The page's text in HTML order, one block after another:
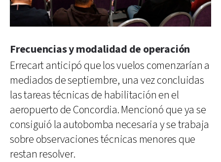
Frecuencias y modalidad de operación
Errecart anticipó que los vuelos comenzarían a
mediados de septiembre, una vez concluidas
las tareas técnicas de habilitación en el
aeropuerto de Concordia. Mencionó que ya se
consiguió la autobomba necesaria y se trabaja
sobre observaciones técnicas menores que
restan resolver.